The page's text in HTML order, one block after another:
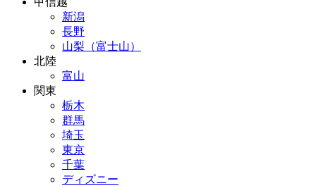
新潟
長野
山梨（富士山）
北陸
富山
関東
栃木
群馬
埼玉
東京
千葉
ディズニー